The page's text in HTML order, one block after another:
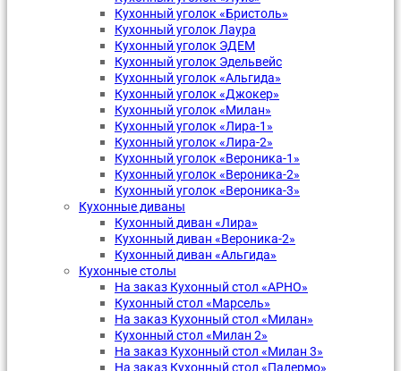
Кухонный уголок «Бристоль»
Кухонный уголок Лаура
Кухонный уголок ЭДЕМ
Кухонный уголок Эдельвейс
Кухонный уголок «Альгида»
Кухонный уголок «Джокер»
Кухонный уголок «Милан»
Кухонный уголок «Лира-1»
Кухонный уголок «Лира-2»
Кухонный уголок «Вероника-1»
Кухонный уголок «Вероника-2»
Кухонный уголок «Вероника-3»
Кухонные диваны
Кухонный диван «Лира»
Кухонный диван «Вероника-2»
Кухонный диван «Альгида»
Кухонные столы
На заказ Кухонный стол «АРНО»
Кухонный стол «Марсель»
На заказ Кухонный стол «Милан»
Кухонный стол «Милан 2»
На заказ Кухонный стол «Милан 3»
На заказ Кухонный стол «Палермо»